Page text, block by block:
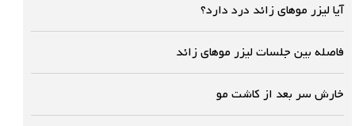
آیا لیزر موهای زائد درد دارد؟
فاصله بین جلسات لیزر موهای زائد
خارش سر بعد از کاشت مو